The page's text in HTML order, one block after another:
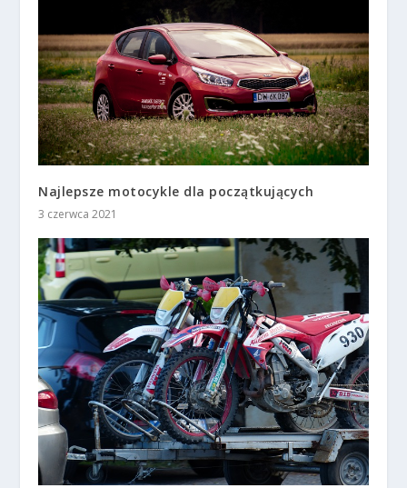
Najlepsze motocykle dla początkujących
3 czerwca 2021